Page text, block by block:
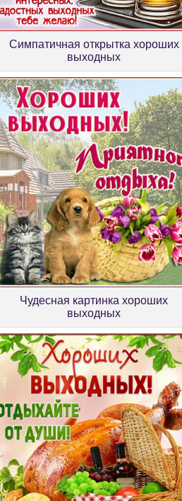
Симпатичная открытка хороших
выходных
Чудесная картинка хороших
выходных